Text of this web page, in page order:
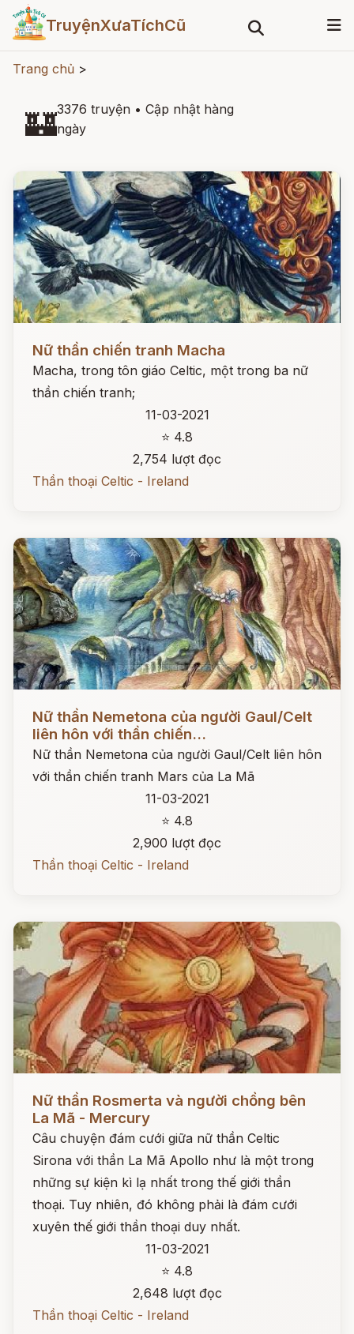
TruyệnXưaTíchCũ
Trang chủ >
🏰3376 truyện • Cập nhật hàng
ngày
Nữ thần chiến tranh Macha
Macha, trong tôn giáo Celtic, một trong ba nữ
thần chiến tranh;
11-03-2021
⭐ 4.8
2,754 lượt đọc
Thần thoại Celtic - Ireland
Nữ thần Nemetona của người Gaul/Celt
liên hôn với thần chiến...
Nữ thần Nemetona của người Gaul/Celt liên hôn
với thần chiến tranh Mars của La Mã
11-03-2021
⭐ 4.8
2,900 lượt đọc
Thần thoại Celtic - Ireland
Nữ thần Rosmerta và người chồng bên
La Mã - Mercury
Câu chuyện đám cưới giữa nữ thần Celtic
Sirona với thần La Mã Apollo như là một trong
những sự kiện kì lạ nhất trong thế giới thần
thoại. Tuy nhiên, đó không phải là đám cưới
xuyên thế giới thần thoại duy nhất.
11-03-2021
⭐ 4.8
2,648 lượt đọc
Thần thoại Celtic - Ireland